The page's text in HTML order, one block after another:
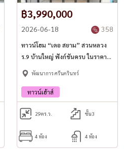
฿3,990,000
2026-06-18 358
ทาวน์โฮม “เดอ สยาม” สวนหลวง
ร.9 บ้านใหญ่ ฟังก์ชันครบ ในราคาที่
ถูกกว่าคอนโดบางโครงการ!
พัฒนาการ ศรีนครินทร์
ทาวน์เฮ้าส์
29ตร.ว. ชั้น3
4 ห้อง 4 ห้อง